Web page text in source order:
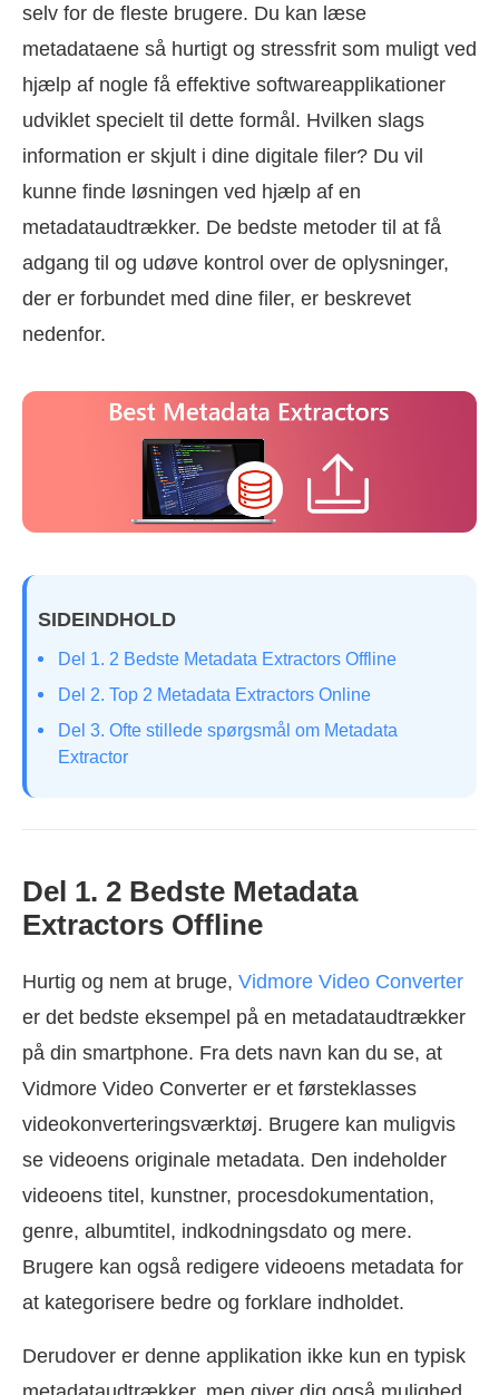
selv for de fleste brugere. Du kan læse
metadataene så hurtigt og stressfrit som muligt ved
hjælp af nogle få effektive softwareapplikationer
udviklet specielt til dette formål. Hvilken slags
information er skjult i dine digitale filer? Du vil
kunne finde løsningen ved hjælp af en
metadataudtrækker. De bedste metoder til at få
adgang til og udøve kontrol over de oplysninger,
der er forbundet med dine filer, er beskrevet
nedenfor.
SIDEINDHOLD
Del 1. 2 Bedste Metadata Extractors Offline
Del 2. Top 2 Metadata Extractors Online
Del 3. Ofte stillede spørgsmål om Metadata
Extractor
Del 1. 2 Bedste Metadata
Extractors Offline
Hurtig og nem at bruge, Vidmore Video Converter
er det bedste eksempel på en metadataudtrækker
på din smartphone. Fra dets navn kan du se, at
Vidmore Video Converter er et førsteklasses
videokonverteringsværktøj. Brugere kan muligvis
se videoens originale metadata. Den indeholder
videoens titel, kunstner, procesdokumentation,
genre, albumtitel, indkodningsdato og mere.
Brugere kan også redigere videoens metadata for
at kategorisere bedre og forklare indholdet.
Derudover er denne applikation ikke kun en typisk